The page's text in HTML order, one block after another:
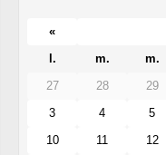
«
l.
m. m.
27
28 29
3
4 5
10
11 12